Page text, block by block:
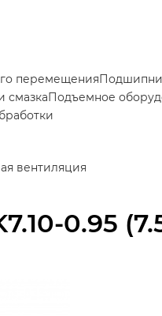
0.95
перемещения
смазкаПодъемное
вентиляция